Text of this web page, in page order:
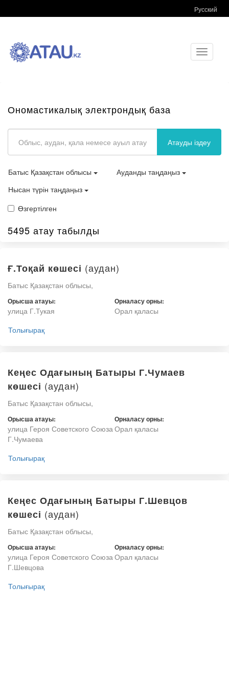
Русский
Toggle
Ономастикалық электрондық база
Атауды іздеу
Батыс Қазақстан облысы
Ауданды таңдаңыз
Нысан түрін таңдаңыз
Өзгертілген
5495 атау табылды
Ғ.Тоқай көшесі (аудан)
Батыс Қазақстан облысы,
Орысша атауы:
улица Г.Тукая
Орналасу орны:
Орал қаласы
Толығырақ
Кеңес Одағының Батыры Г.Чумаев
көшесі (аудан)
Батыс Қазақстан облысы,
Орысша атауы:
улица Героя Советского Союза
Г.Чумаева
Орналасу орны:
Орал қаласы
Толығырақ
Кеңес Одағының Батыры Г.Шевцов
көшесі (аудан)
Батыс Қазақстан облысы,
Орысша атауы:
улица Героя Советского Союза
Г.Шевцова
Орналасу орны:
Орал қаласы
Толығырақ